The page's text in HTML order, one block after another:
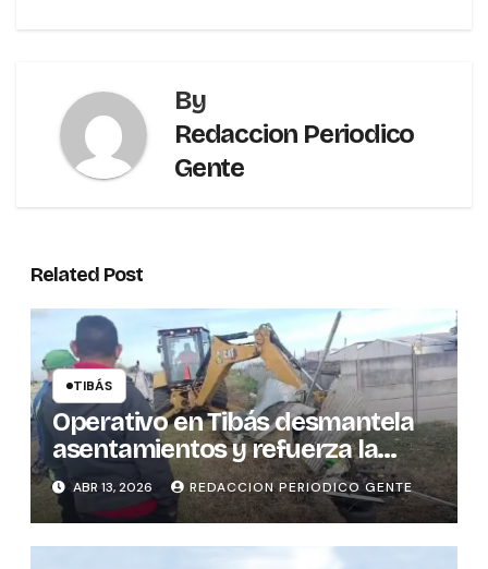
By
Redaccion Periodico
Gente
Related Post
TIBÁS
Operativo en Tibás desmantela
asentamientos y refuerza la
seguridad cantonal
ABR 13, 2026 REDACCION PERIODICO GENTE